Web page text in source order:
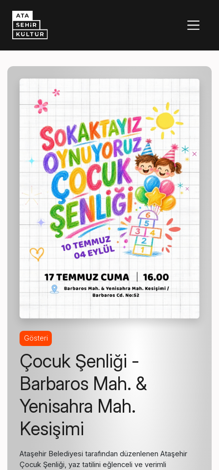
Gösteri
Çocuk Şenliği -
Barbaros Mah. &
Yenisahra Mah.
Kesişimi
Ataşehir Belediyesi tarafından düzenlenen Ataşehir
Çocuk Şenliği, yaz tatilini eğlenceli ve verimli